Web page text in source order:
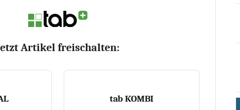
Artikel freischalten:
tab KOMBI